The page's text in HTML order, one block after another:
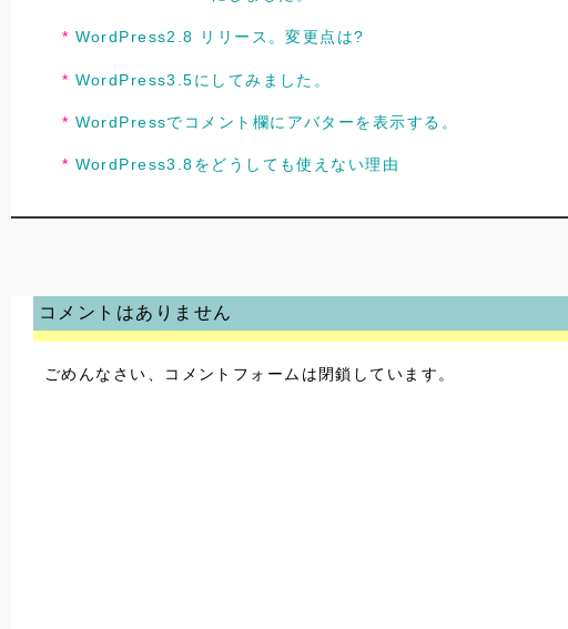
WordPress2.8 リリース。変更点は?
WordPress3.5にしてみました。
WordPressでコメント欄にアバターを表示する。
WordPress3.8をどうしても使えない理由
コメントはありません
ごめんなさい、コメントフォームは閉鎖しています。